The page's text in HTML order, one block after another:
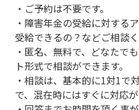
・ご予約は不要です。
・障害年金の受給に対する
受給できるの？などご相談
・匿名、無料で、どなたで
ト形式で相談ができます。
・相談は、基本的に1対1で
で、混在時にはすぐに対応